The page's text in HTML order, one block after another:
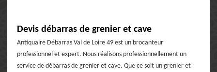
Devis débarras de grenier et cave
Antiquaire Débarras Val de Loire 49 est un brocanteur
professionnel et expert. Nous réalisons professionnellement un
service de débarras de grenier et cave. Que ce soit un grenier et